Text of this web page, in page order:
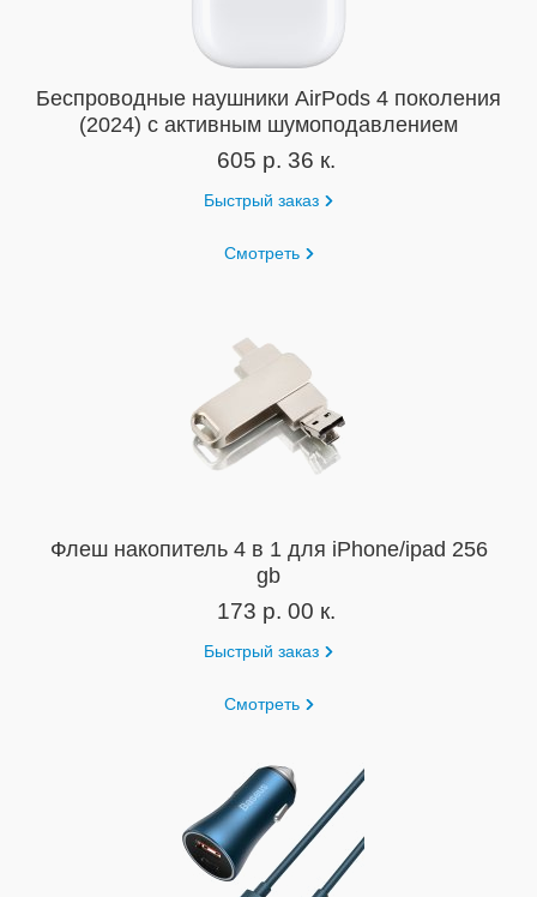
Беспроводные наушники AirPods 4 поколения
(2024) с активным шумоподавлением
605 р. 36 к.
Быстрый заказ
Смотреть
Флеш накопитель 4 в 1 для iPhone/ipad 256
gb
173 р. 00 к.
Быстрый заказ
Смотреть